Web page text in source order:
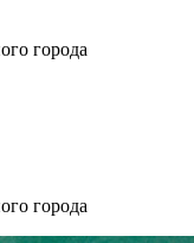
города
города